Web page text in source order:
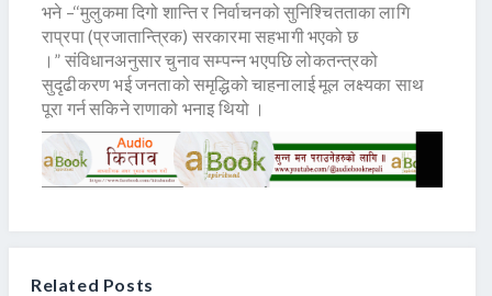
भने –‘‘मुलुकमा दिगो शान्ति र निर्वाचनको सुनिश्चितताका लागि
राप्रपा (प्रजातान्त्रिक) सरकारमा सहभागी भएको छ
।” संविधानअनुसार चुनाव सम्पन्न भएपछि लोकतन्त्रको
सुदृढीकरण भई जनताको समृद्धिको चाहनालाई मूल लक्ष्यका साथ
पूरा गर्न सकिने राणाको भनाइ थियो ।
Related Posts